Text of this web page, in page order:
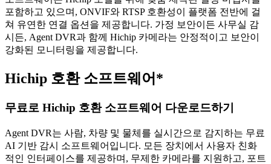
포함하고 있으며, ONVIF와 RTSP 호환성이 플랫폼 전반에 걸
쳐 유연한 연결 옵션을 제공합니다. 가정 보안이든 사무실 감
시든, Agent DVR과 함께 Hichip 카메라는 안정적이고 보안이
강화된 모니터링을 제공합니다.
Hichip 호환 소프트웨어*
무료로 Hichip 호환 소프트웨어 다운로드하기
Agent DVR는 사람, 차량 및 물체를 실시간으로 감지하는 무료
AI 기반 감시 소프트웨어입니다. 모든 장치에서 사용자 친화
적인 인터페이스를 제공하며, 무제한 카메라를 지원하고, 포트